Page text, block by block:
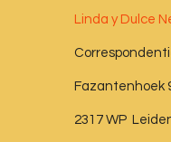
Linda y Dulce
Fazantenhoek
2317 WP